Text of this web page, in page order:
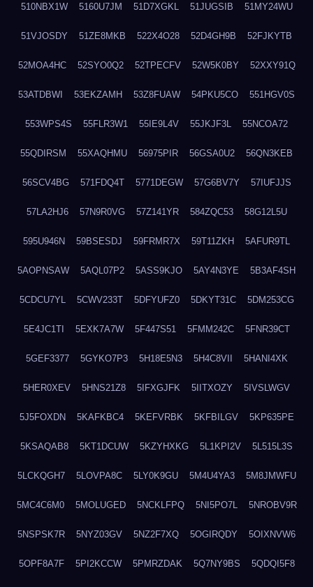
510NBX1W 5160U7JM 51D7XGKL 51JUGSIB 51MY24WU
51VJOSDY 51ZE8MKB 522X4O28 52D4GH9B 52FJKYTB
52MOA4HC 52SYO0Q2 52TPECFV 52W5K0BY 52XXY91Q
53ATDBWI 53EKZAMH 53Z8FUAW 54PKU5CO 551HGV0S
553WPS4S 55FLR3W1 55IE9L4V 55JKJF3L 55NCOA72
55QDIRSM 55XAQHMU 56975PIR 56GSA0U2 56QN3KEB
56SCV4BG 571FDQ4T 5771DEGW 57G6BV7Y 57IUFJJS
57LA2HJ6 57N9R0VG 57Z141YR 584ZQC53 58G12L5U
595U946N 59BSESDJ 59FRMR7X 59T11ZKH 5AFUR9TL
5AOPNSAW 5AQL07P2 5ASS9KJO 5AY4N3YE 5B3AF4SH
5CDCU7YL 5CWV233T 5DFYUFZ0 5DKYT31C 5DM253CG
5E4JC1TI 5EXK7A7W 5F447S51 5FMM242C 5FNR39CT
5GEF3377 5GYKO7P3 5H18E5N3 5H4C8VII 5HANI4XK
5HER0XEV 5HNS21Z8 5IFXGJFK 5IITXOZY 5IVSLWGV
5J5FOXDN 5KAFKBC4 5KEFVRBK 5KFBILGV 5KP635PE
5KSAQAB8 5KT1DCUW 5KZYHXKG 5L1KPI2V 5L515L3S
5LCKQGH7 5LOVPA8C 5LY0K9GU 5M4U4YA3 5M8JMWFU
5MC4C6M0 5MOLUGED 5NCKLFPQ 5NI5PO7L 5NROBV9R
5NSPSK7R 5NYZ03GV 5NZ2F7XQ 5OGIRQDY 5OIXNVW6
5OPF8A7F 5PI2KCCW 5PMRZDAK 5Q7NY9BS 5QDQI5F8